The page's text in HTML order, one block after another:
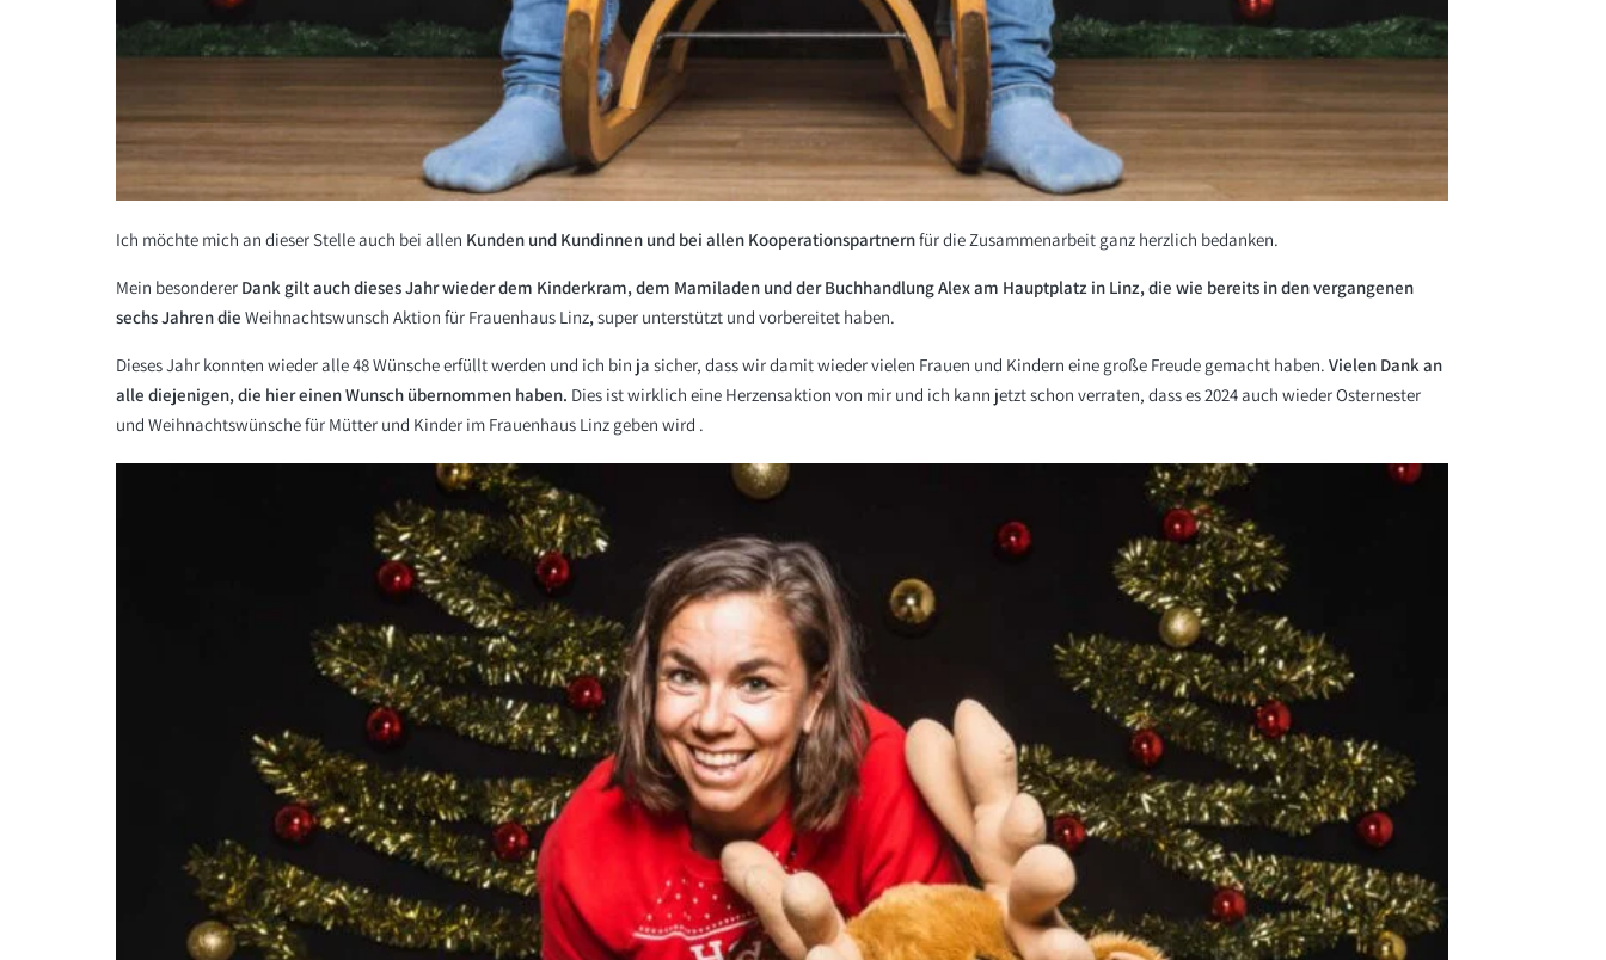
Ich möchte mich an dieser Stelle auch bei allen Kunden und Kundinnen und bei allen Kooperationspartnernfür die Zusammenarbeit ganz herzlich bedanken.
Mein besonderer Dank gilt auch dieses Jahr wieder dem Kinderkram, dem Mamiladen und der Buchhandlung Alex am Hauptplatz in Linz, die wie bereits in den vergangenen
sechs Jahren die Weihnachtswunsch Aktion für Frauenhaus Linz,super unterstützt und vorbereitet haben.
Dieses Jahr konnten wieder alle 48 Wünsche erfüllt werden und ich bin ja sicher, dass wir damit wieder vielen Frauen und Kindern eine große Freude gemacht haben. Vielen Dank an
alle diejenigen, die hier einen Wunsch übernommen haben. Dies ist wirklich eine Herzensaktion von mir und ich kann jetzt schon verraten, dass es 2024 auch wieder Osternester
und Weihnachtswünsche für Mütter und Kinder im Frauenhaus Linz geben wird .